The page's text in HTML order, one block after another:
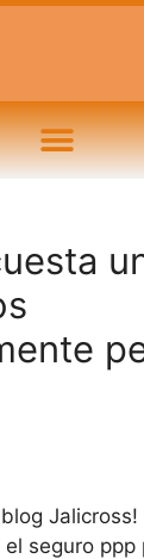
Jalicross!
seguro ppp